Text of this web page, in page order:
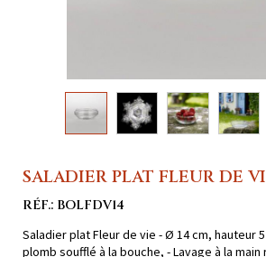
SALADIER PLAT FLEUR DE
RÉF.: BOLFDV14
Saladier plat Fleur de vie - Ø 14 cm, hauteur
plomb soufflé à la bouche, - Lavage à la